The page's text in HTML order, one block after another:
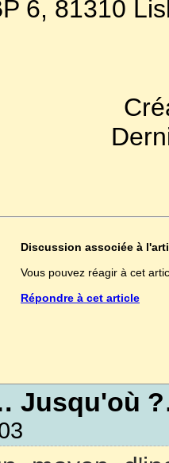
6, 81310
Discussion associée à
Vous pouvez réagir à cet
Répondre à cet article
Jusqu'où